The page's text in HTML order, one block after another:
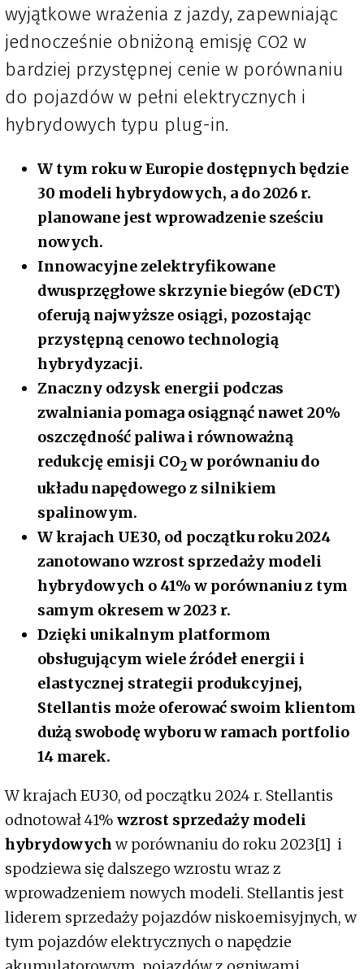
wyjątkowe wrażenia z jazdy, zapewniając
jednocześnie obniżoną emisję CO2 w
bardziej przystępnej cenie w porównaniu
do pojazdów w pełni elektrycznych i
hybrydowych typu plug-in.
W tym roku w Europie dostępnych będzie
30 modeli hybrydowych, a do 2026 r.
planowane jest wprowadzenie sześciu
nowych.
Innowacyjne zelektryfikowane
dwusprzęgłowe skrzynie biegów (eDCT)
oferują najwyższe osiągi, pozostając
przystępną cenowo technologią
hybrydyzacji.
Znaczny odzysk energii podczas
zwalniania pomaga osiągnąć nawet 20%
oszczędność paliwa i równoważną
redukcję emisji CO2 w porównaniu do
układu napędowego z silnikiem
spalinowym.
W krajach UE30, od początku roku 2024
zanotowano wzrost sprzedaży modeli
hybrydowych o 41% w porównaniu z tym
samym okresem w 2023 r.
Dzięki unikalnym platformom
obsługującym wiele źródeł energii i
elastycznej strategii produkcyjnej,
Stellantis może oferować swoim klientom
dużą swobodę wyboru w ramach portfolio
14 marek.
W krajach EU30, od początku 2024 r. Stellantis
odnotował 41% wzrost sprzedaży modeli
hybrydowychw porównaniu do roku 2023[1] i
spodziewa się dalszego wzrostu wraz z
wprowadzeniem nowych modeli. Stellantis jest
liderem sprzedaży pojazdów niskoemisyjnych, w
tym pojazdów elektrycznych o napędzie